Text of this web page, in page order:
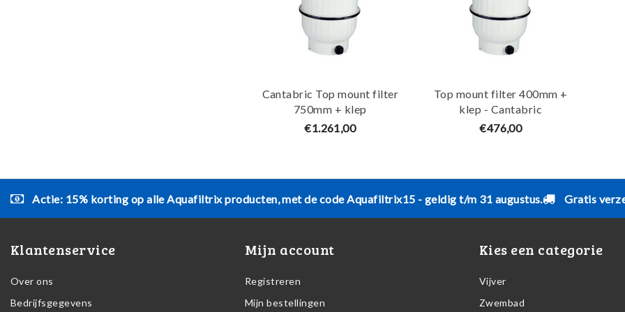
Cantabric Top mount filter
750mm + klep
€1.261,00
Top mount filter 400mm +
klep - Cantabric
€476,00
Actie: 15% korting op alle Aquafiltrix producten, met de code Aquafiltrix15 - geldig t/m 31 augustus. Gratis
Klantenservice
Over ons
Bedrijfsgegevens
Mijn account
Registreren
Mijn bestellingen
Kies een categorie
Vijver
Zwembad